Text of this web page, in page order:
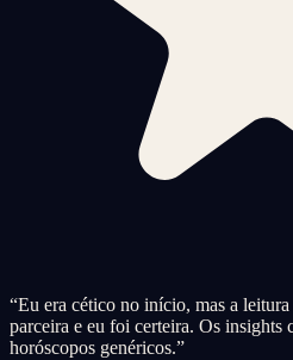
“Eu era cético no início, mas a
parceira e eu foi certeira. Os
horóscopos genéricos.”